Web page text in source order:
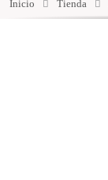
Inicio Tienda